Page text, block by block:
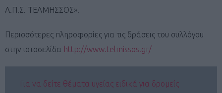
Α.Π.Σ. ΤΕΛΜΗΣΣΟΣ».
Περισσότερες πληροφορίες για τις δράσεις του συλλόγου
στην ιστοσελίδα http://www.telmissos.gr/
Για να δείτε θέματα υγείας ειδικά για δρομείς